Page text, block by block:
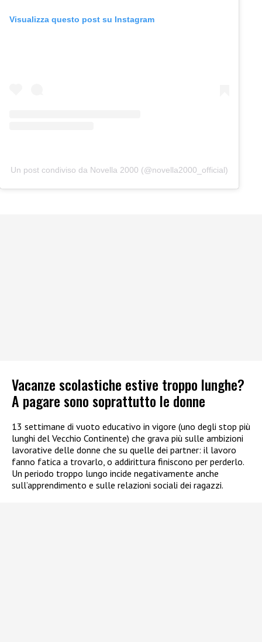
Visualizza questo post su Instagram
Un post condiviso da Novella 2000 (@novella2000_official)
Vacanze scolastiche estive troppo lunghe?
A pagare sono soprattutto le donne
13 settimane di vuoto educativo in vigore (uno degli stop più
lunghi del Vecchio Continente) che grava più sulle ambizioni
lavorative delle donne che su quelle dei partner: il lavoro
fanno fatica a trovarlo, o addirittura finiscono per perderlo.
Un periodo troppo lungo incide negativamente anche
sull’apprendimento e sulle relazioni sociali dei ragazzi.